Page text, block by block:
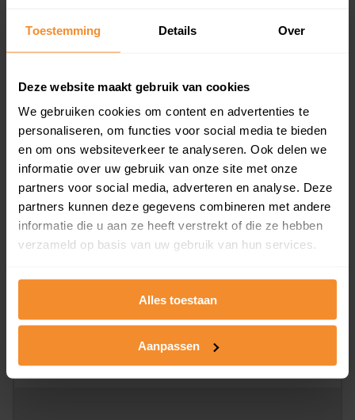
Toestemming Details Over
Deze website maakt gebruik van cookies
We gebruiken cookies om content en advertenties te
personaliseren, om functies voor social media te bieden
en om ons websiteverkeer te analyseren. Ook delen we
informatie over uw gebruik van onze site met onze
partners voor social media, adverteren en analyse. Deze
partners kunnen deze gegevens combineren met andere
informatie die u aan ze heeft verstrekt of die ze hebben
verzameld op basis van uw gebruik van hun services.
Alles toestaan
Aanpassen
en koopdatum) binnen een postcodegebied. Dit
koopsommen.
Bekijk product
Direct leverbaar
Kadastrale kaart pakket
Alleen globale ligging perceel
omliggende percelen met de kadastrale erfgrenzen,